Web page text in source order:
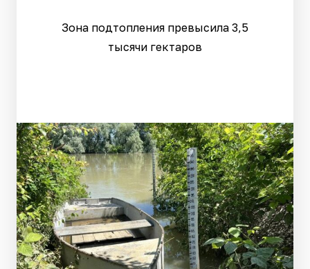
Зона подтопления превысила 3,5
тысячи гектаров